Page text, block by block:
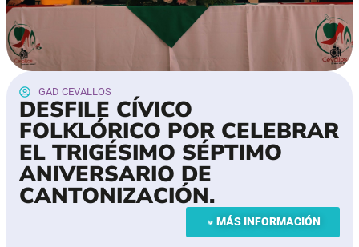
GAD CEVALLOS
DESFILE CÍVICO
FOLKLÓRICO POR CELEBRAR
EL TRIGÉSIMO SÉPTIMO
ANIVERSARIO DE
CANTONIZACIÓN.
MÁS INFORMACIÓN